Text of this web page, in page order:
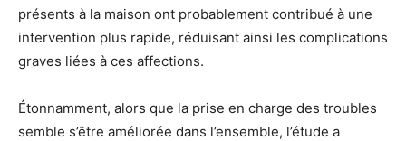
présents à la maison ont probablement contribué à une
intervention plus rapide, réduisant ainsi les complications
graves liées à ces affections.
Étonnamment, alors que la prise en charge des troubles
semble s’être améliorée dans l’ensemble, l’étude a